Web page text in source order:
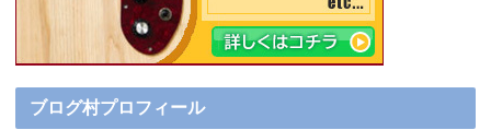
ブログ村プロフィール